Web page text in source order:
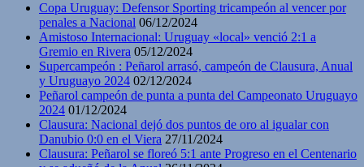
Copa Uruguay: Defensor Sporting tricampeón al vencer por
penales a Nacional 06/12/2024
Amistoso Internacional: Uruguay «local» venció 2:1 a
Gremio en Rivera 05/12/2024
Supercampeón : Peñarol arrasó, campeón de Clausura, Anual
y Uruguayo 2024 02/12/2024
Peñarol campeón de punta a punta del Campeonato Uruguayo
2024 01/12/2024
Clausura: Nacional dejó dos puntos de oro al igualar con
Danubio 0:0 en el Viera 27/11/2024
Clausura: Peñarol se floreó 5:1 ante Progreso en el Centenario